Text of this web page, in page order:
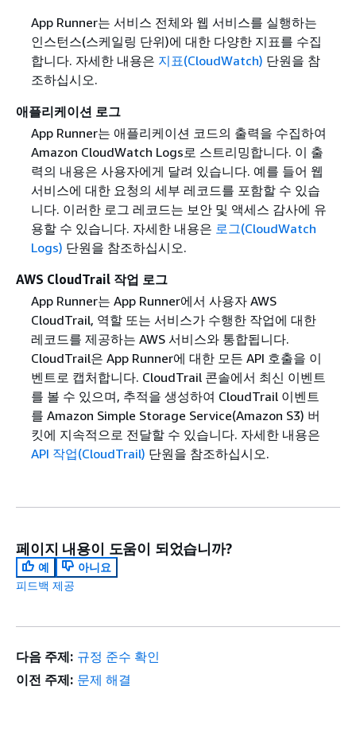
App Runner는 서비스 전체와 웹 서비스를 실행하는
인스턴스(스케일링 단위)에 대한 다양한 지표를 수집
합니다. 자세한 내용은 지표(CloudWatch) 단원을 참
조하십시오.
애플리케이션 로그
App Runner는 애플리케이션 코드의 출력을 수집하여
Amazon CloudWatch Logs로 스트리밍합니다. 이 출
력의 내용은 사용자에게 달려 있습니다. 예를 들어 웹
서비스에 대한 요청의 세부 레코드를 포함할 수 있습
니다. 이러한 로그 레코드는 보안 및 액세스 감사에 유
용할 수 있습니다. 자세한 내용은 로그(CloudWatch
Logs) 단원을 참조하십시오.
AWS CloudTrail 작업 로그
App Runner는 App Runner에서 사용자 AWS
CloudTrail, 역할 또는 서비스가 수행한 작업에 대한
레코드를 제공하는 AWS 서비스와 통합됩니다.
CloudTrail은 App Runner에 대한 모든 API 호출을 이
벤트로 캡처합니다. CloudTrail 콘솔에서 최신 이벤트
를 볼 수 있으며, 추적을 생성하여 CloudTrail 이벤트
를 Amazon Simple Storage Service(Amazon S3) 버
킷에 지속적으로 전달할 수 있습니다. 자세한 내용은
API 작업(CloudTrail) 단원을 참조하십시오.
페이지 내용이 도움이 되었습니까?
예
아니요
피드백 제공
다음 주제: 규정 준수 확인
이전 주제: 문제 해결